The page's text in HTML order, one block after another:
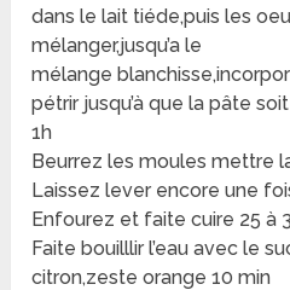
dans le lait tiéde,puis les
mélanger,jusqu’a le
mélange
pétrir jusqu’à que la pâte
1h
Beurrez les moules mettre
Laissez lever encore une
Enfourez et faite cuire 25 à
Faite bouilllir l’eau avec le
citron,zeste orange 10 min